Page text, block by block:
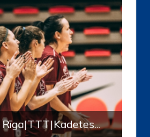
Rīga|TTT|Kadetes...